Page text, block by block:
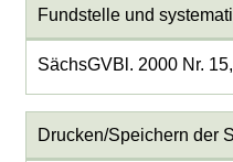
Fundstelle und
SächsGVBl. 2000 Nr.
Drucken/Speichern der